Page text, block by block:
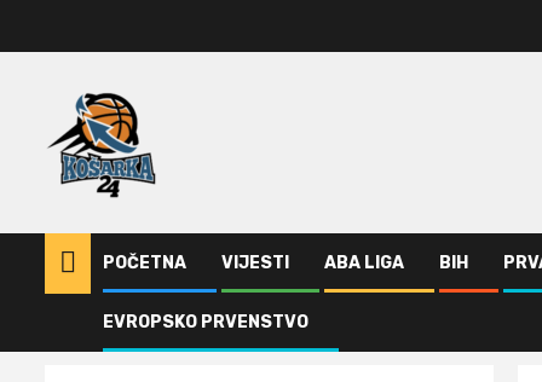
POČETNA VIJESTI ABA LIGA BIH
EVROPSKO PRVENSTVO
ABA Liga Jovanović: Biće posebno zahtjevno u odbrani